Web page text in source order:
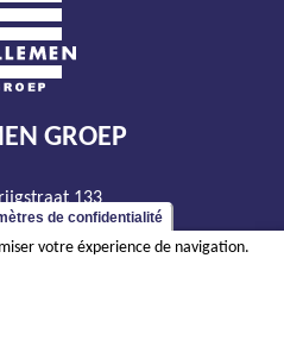
GROEP
133
Malines
569 965
de confidentialité
votre éxperience de navigation.